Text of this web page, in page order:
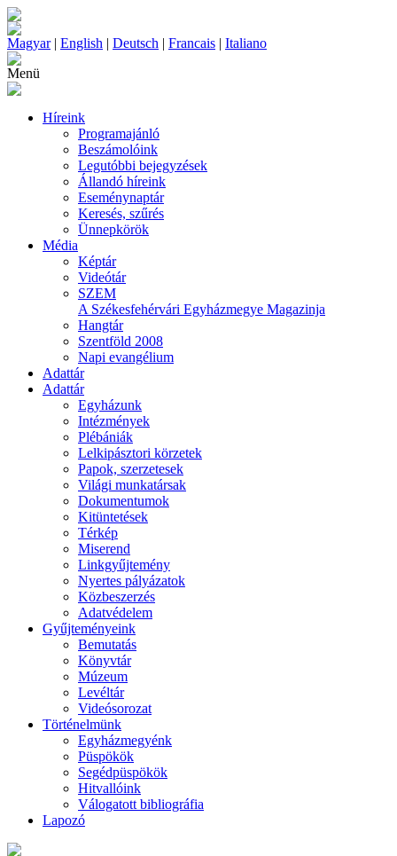
Magyar| English | Deutsch | Francais | Italiano
Menü
Híreink
Programajánló
Beszámolóink
Legutóbbi bejegyzések
Állandó híreink
Eseménynaptár
Keresés, szűrés
Ünnepkörök
Média
Képtár
Videótár
SZEM
A Székesfehérvári Egyházmegye Magazinja
Hangtár
Szentföld 2008
Napi evangélium
Adattár
Adattár
Egyházunk
Intézmények
Plébániák
Lelkipásztori körzetek
Papok, szerzetesek
Világi munkatársak
Dokumentumok
Kitüntetések
Térkép
Miserend
Linkgyűjtemény
Nyertes pályázatok
Közbeszerzés
Adatvédelem
Gyűjteményeink
Bemutatás
Könyvtár
Múzeum
Levéltár
Videósorozat
Történelmünk
Egyházmegyénk
Püspökök
Segédpüspökök
Hitvallóink
Válogatott bibliográfia
Lapozó